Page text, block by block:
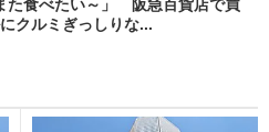
た食べたい～」 阪急百貨店で買
クルミぎっしりな...